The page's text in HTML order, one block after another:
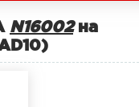
N16002на